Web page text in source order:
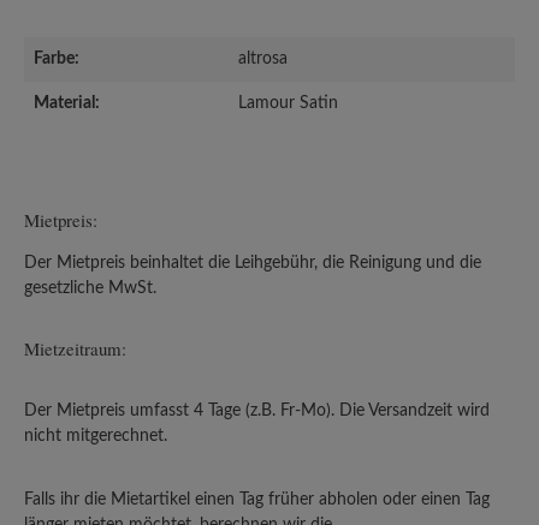
Farbe: altrosa
Material: Lamour Satin
Mietpreis:
Der Mietpreis beinhaltet die Leihgebühr, die Reinigung und die
gesetzliche MwSt.
Mietzeitraum:
Der Mietpreis umfasst 4 Tage (z.B. Fr-Mo). Die Versandzeit wird
nicht mitgerechnet.
Falls ihr die Mietartikel einen Tag früher abholen oder einen Tag